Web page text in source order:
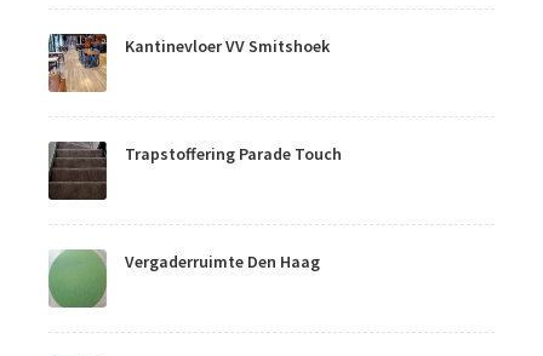
Kantinevloer VV Smitshoek
Trapstoffering Parade Touch
Vergaderruimte Den Haag